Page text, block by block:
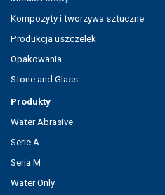
Kompozyty i tworzywa sztuczne
Produkcja uszczelek
Opakowania
Stone and Glass
Produkty
Water Abrasive
Serie A
Seria M
Water Only